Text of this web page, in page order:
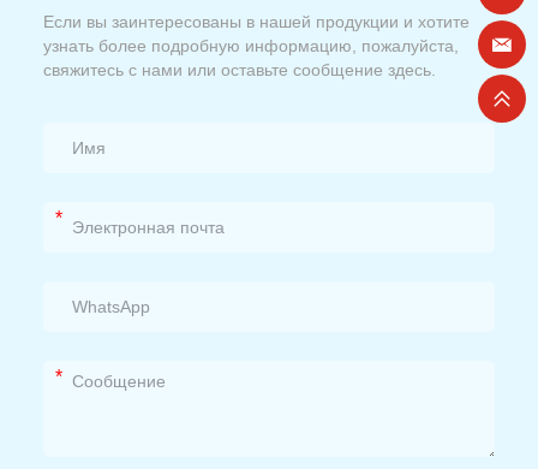
Если вы заинтересованы в нашей продукции и хотите
узнать более подробную информацию, пожалуйста,
свяжитесь с нами или оставьте сообщение здесь.
*
*